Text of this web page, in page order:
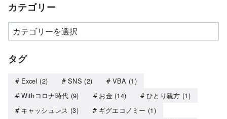
カテゴリー
タグ
Excel (2) SNS (2) VBA (1)
Withコロナ時代 (9) お金(14) ひとり親方 (1)
キャッシュレス (3) ギグエコノミー (1)